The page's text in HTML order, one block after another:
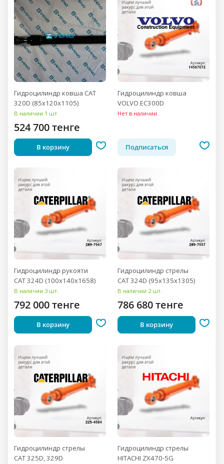
Гидроцилиндр ковша CAT
320D (85x120x1105)
В наличии 1 шт.
524 700 тенге
В корзину
Гидроцилиндр ковша
VOLVO EC300D
Нет в наличии
Подписаться
Гидроцилиндр рукояти
CAT 324D (100x140x1658)
В наличии 3 шт.
792 000 тенге
В корзину
Гидроцилиндр стрелы
CAT 324D (95x135x1305)
В наличии 2 шт.
786 680 тенге
В корзину
Гидроцилиндр стрелы
CAT 325D, 329D
Гидроцилиндр стрелы
HITACHI ZX470-5G